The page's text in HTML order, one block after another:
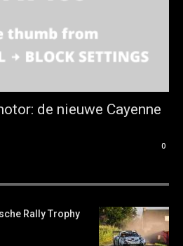
de nieuwe Cayenne
0
Rally Trophy